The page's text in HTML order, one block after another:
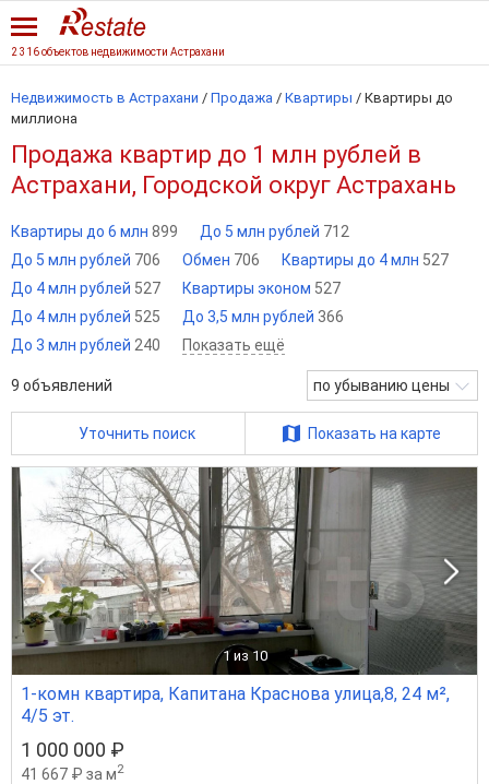
2 316 объектов недвижимости Астрахани
Недвижимость в Астрахани / Продажа / Квартиры / Квартиры до
миллиона
Продажа квартир до 1 млн рублей в
Астрахани, Городской округ Астрахань
Квартиры до 6 млн 899 До 5 млн рублей 712
До 5 млн рублей 706 Обмен 706 Квартиры до 4 млн 527
До 4 млн рублей 527 Квартиры эконом 527
До 4 млн рублей 525 До 3,5 млн рублей 366
До 3 млн рублей 240 Показать ещё
9 объявлений по убыванию цены
Уточнить поиск Показать на карте
1 из 10
1-комн квартира, Капитана Краснова улица,8, 24 м²,
4/5 эт.
1 000 000 ₽
41 667 ₽ за м2